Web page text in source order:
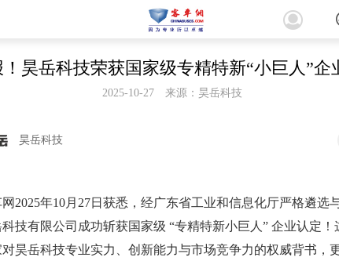
昊岳科技荣获国家级专精特新“小巨人”企
2025-10-27 来源：昊岳科技
昊岳科技
2025年10月27日获悉，经广东省工业和信息化厅严格遴选
技有限公司成功斩获国家级 “专精特新小巨人” 企业认定！
昊岳科技专业实力、创新能力与市场竞争力的权威背书，